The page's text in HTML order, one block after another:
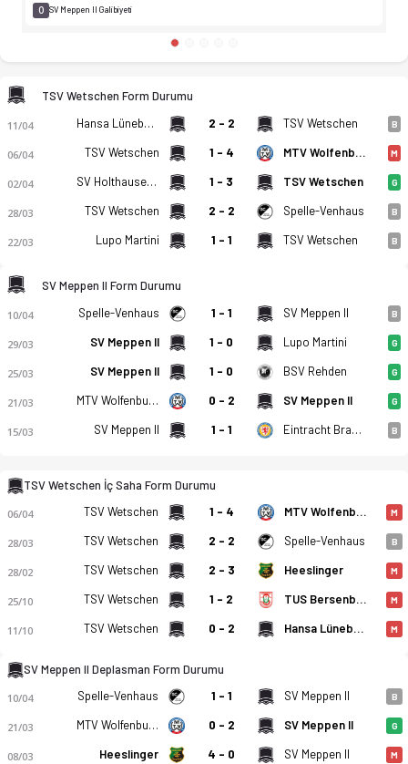
TSV Wetschen - SV Meppen II 3-0 bitti. Gol anları, kadro,
0 SV Meppen II Galibiyeti
TSV Wetschen Form Durumu
11/04 Hansa Lüneburg 2 - 2 TSV Wetschen B
06/04 TSV Wetschen 1 - 4 MTV Wolfenbuttel M
02/04 SV Holthausen-Biene 1 - 3 TSV Wetschen G
28/03 TSV Wetschen 2 - 2 Spelle-Venhaus B
22/03 Lupo Martini 1 - 1 TSV Wetschen B
SV Meppen II Form Durumu
10/04 Spelle-Venhaus 1 - 1 SV Meppen II B
29/03 SV Meppen II 1 - 0 Lupo Martini G
25/03 SV Meppen II 1 - 0 BSV Rehden G
21/03 MTV Wolfenbuttel 0 - 2 SV Meppen II G
15/03 SV Meppen II 1 - 1 Eintracht Braunschweig (A) B
TSV Wetschen İç Saha Form Durumu
06/04 TSV Wetschen 1 - 4 MTV Wolfenbuttel M
28/03 TSV Wetschen 2 - 2 Spelle-Venhaus B
28/02 TSV Wetschen 2 - 3 Heeslinger M
25/10 TSV Wetschen 1 - 2 TUS Bersenbruck M
11/10 TSV Wetschen 0 - 2 Hansa Lüneburg M
SV Meppen II Deplasman Form Durumu
10/04 Spelle-Venhaus 1 - 1 SV Meppen II B
21/03 MTV Wolfenbuttel 0 - 2 SV Meppen II G
08/03 Heeslinger 4 - 0 SV Meppen II M